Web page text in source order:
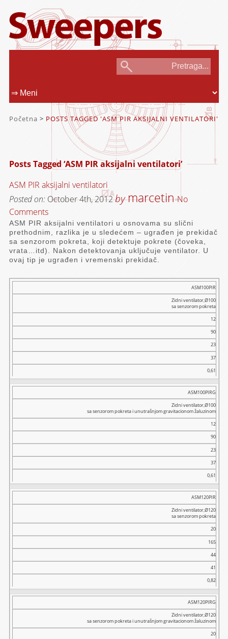
Početna > POSTS TAGGED 'ASM PIR AKSIJALNI VENTILATORI'
Posts Tagged ‘ASM PIR aksijalni ventilatori’
ASM PIR aksijalni ventilatori
Posted on: October 4th, 2012bymarcetin No
Comments
ASM PIR aksijalni ventilatori u osnovama su slični
prethodnim, razlika je u sledećem – ugrađen je prekidač
sa senzorom pokreta, koji detektuje pokrete (čoveka,
vrata…itd). Nakon detektovanja uključuje ventilator. U
ovaj tip je ugrađen i vremenski prekidač.
Transp.
(m³/h)
Masa
ASM100PIR
Zidni ventilator,Ø100
sa senzorom pokreta
12
90
23
37
0,61
ASM100PIRG
Zidni ventilator,Ø100
sa senzorom pokreta i unutrašnjom gravitacionom žaluzinom
12
90
23
37
0,61
ASM120PIR
Zidni ventilator,Ø120
sa senzorom pokreta
20
165
44
41
0,82
ASM120PIRG
Zidni ventilator,Ø120
sa senzorom pokreta i unutrašnjom gravitacionom žaluzinom
20